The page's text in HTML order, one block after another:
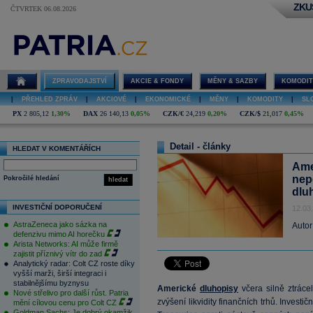
ČTVRTEK 06.08.2026
ZPRAVODAJSTVÍ AKCIE & FONDY MĚNY & SAZBY
PŘEHLED ZPRÁV AKCIOVÉ EKONOMICKÉ MĚNY KOMODITY
PX 2 805,12 1,30% DAX 26 140,13 0,05% CZK/€ 24,219 0,20% CZK/$ 21,017 0,45%
HLEDAT V KOMENTÁŘÍCH
hledat
Pokročilé hledání
INVESTIČNÍ DOPORUČENÍ
AstraZeneca jako sázka na
defenzivu mimo AI horečku
Arista Networks: AI může firmě
zajistit příznivý vítr do zad
Analytický radar: Colt CZ roste díky
vyšší marži, širší integraci i
stabilnějšímu byznysu
Nové střelivo pro další růst. Patria
mění cílovou cenu pro Colt CZ
Detail - články
Americké dluhopisyvčera silně
zvýšení likvidity finančních trhů.